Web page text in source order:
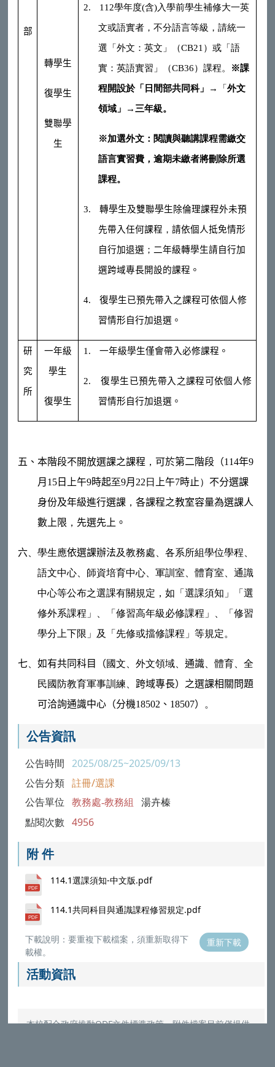
部
轉學生
復學生
雙聯學
生
2. 112學年度(含)入學前學生補修大一英
文或語實者，不分語言等級，請統一
選「外文：英文」（CB21 ）或「語
實：英語實習」（CB36）課程。 ※課
程開設於「日間部共同科」 → 「 外文
領域」 → 三年級。
※加選外文：閱讀與聽講課程需繳交
語言實習費，逾期未繳者將刪除所選
課程。
3. 轉學生及雙聯學生除倫理課程外未預
先帶入任何課程 ， 請依個人抵免情形
自行加退選 ； 二年級轉學生請自行加
選跨域專長開設的課程 。
4. 復學生已預先帶入之課程可依個人修
習情形自行加退選。
研
究
所
一年級
學生
復學生
1. 一年級學生僅會帶入必修課程 。
2. 復學生已預先帶入之課程可依個人修
習情形自行加退選。
五、本階段不開放選課之課程 ，可於第二階段（114年9
月 15 日上午9時起至9月 22 日 上午7時止） 不分選課
身份及年級進行選課 ，各課程之教室容量為選課人
數上限 ， 先選先上。
六 、學生應依選課辦法及教務處、各系所組學位學程、
語文中心、師資培育中心、軍訓室、體育室、通識
中心等公布之選課有關規定，如「選課須知」「選
修外系課程」、「修習高年級必修課程」、「修習
學分上下限」及「先修或擋修課程」等規定。
七 、如有共同科目（國文、外文領域、通識 、體育、全
民國防教育軍事訓練、 跨域專長）之選課相關問題
可洽詢通識中心（分機18502 、 18507） 。
公告資訊
公告時間 2025/08/25~2025/09/13
公告分類 註冊/選課
公告單位 教務處-教務組 湯卉榛
點閱次數 4956
附 件
114.1選課須知-中文版.pdf
114.1共同科目與通識課程修習規定.pdf
下載說明：要重複下載檔案，須重新取得下
載權。
重新下載
活動資訊
本校配合政府推動ODF文件標準政策，附件檔案目前僅提供